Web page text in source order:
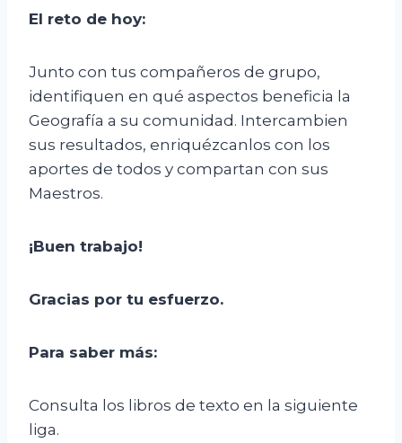
El reto de hoy:
Junto con tus compañeros de grupo,
identifiquen en qué aspectos beneficia la
Geografía a su comunidad. Intercambien
sus resultados, enriquézcanlos con los
aportes de todos y compartan con sus
Maestros.
¡Buen trabajo!
Gracias por tu esfuerzo.
Para saber más:
Consulta los libros de texto en la siguiente
liga.